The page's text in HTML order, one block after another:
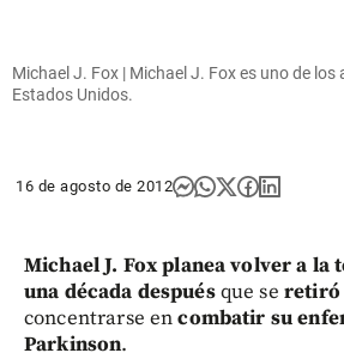
Michael J. Fox | Michael J. Fox es uno de
Estados Unidos.
16 de agosto de 2012
Michael J. Fox planea volver a la
una década despuésque se retiró
concentrarse encombatir su
Parkinson.